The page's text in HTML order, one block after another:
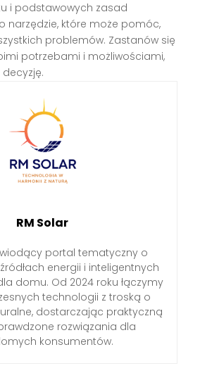
i podstawowych zasad
narzędzie, które może pomóc,
problemów. Zastanów się
potrzebami i możliwościami,
RM Solar
portal tematyczny o
energii i inteligentnych
domu. Od 2024 roku łączymy
technologii z troską o
dostarczając praktyczną
rozwiązania dla
konsumentów.